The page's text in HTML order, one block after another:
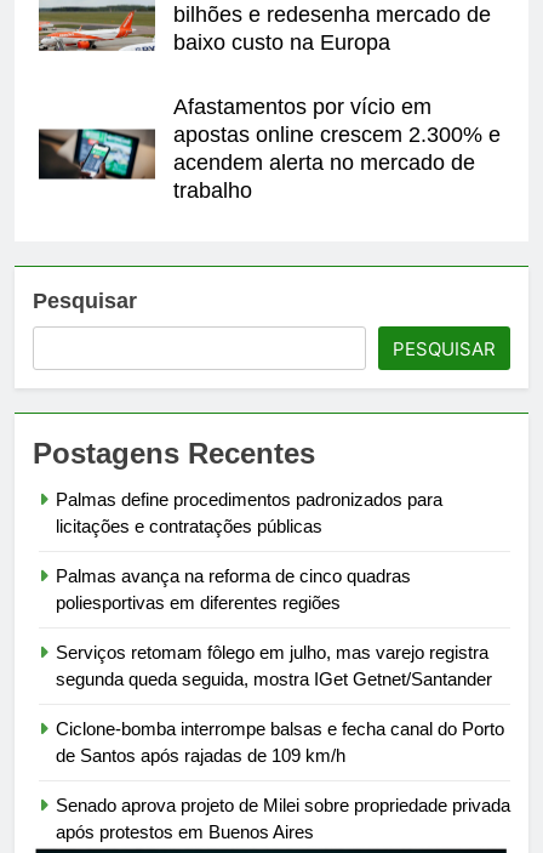
bilhões e redesenha mercado de
baixo custo na Europa
Afastamentos por vício em
apostas online crescem 2.300% e
acendem alerta no mercado de
trabalho
Pesquisar
PESQUISAR
Postagens Recentes
Palmas define procedimentos padronizados para
licitações e contratações públicas
Palmas avança na reforma de cinco quadras
poliesportivas em diferentes regiões
Serviços retomam fôlego em julho, mas varejo registra
segunda queda seguida, mostra IGet Getnet/Santander
Ciclone-bomba interrompe balsas e fecha canal do Porto
de Santos após rajadas de 109 km/h
Senado aprova projeto de Milei sobre propriedade privada
após protestos em Buenos Aires